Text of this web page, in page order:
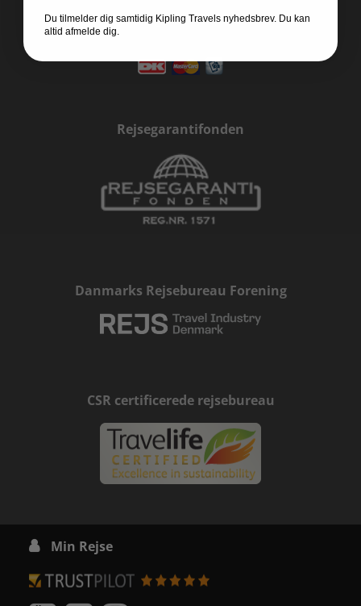
Hverdage 09:30 - 16:00
Rejsegarantifonden
Danmarks Rejsebureau Forening
CSR certificerede rejsebureau
 Min Rejse
Du tilmelder dig samtidig Kipling Travels nyhedsbrev. Du kan
altid afmelde dig.